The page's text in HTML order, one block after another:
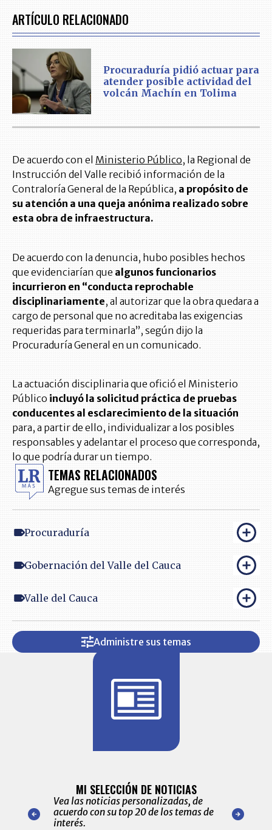
ARTÍCULO RELACIONADO
Procuraduría pidió actuar para
atender posible actividad del
volcán Machín en Tolima
De acuerdo con el Ministerio Público, la Regional de
Instrucción del Valle recibió información de la
Contraloría General de la República, a propósito de
su atención a una queja anónima realizado sobre
esta obra de infraestructura.
De acuerdo con la denuncia, hubo posibles hechos
que evidenciarían que algunos funcionarios
incurrieron en “conducta reprochable
disciplinariamente, al autorizar que la obra quedara a
cargo de personal que no acreditaba las exigencias
requeridas para terminarla”, según dijo la
Procuraduría General en un comunicado.
La actuación disciplinaria que ofició el Ministerio
Público incluyó la solicitud práctica de pruebas
conducentes al esclarecimiento de la situación
para, a partir de ello, individualizar a los posibles
responsables y adelantar el proceso que corresponda,
lo que podría durar un tiempo.
TEMAS RELACIONADOS
Agregue sus temas de interés
Procuraduría
Gobernación del Valle del Cauca
Valle del Cauca
Administre sus temas
nuestro
para
MI SELECCIÓN DE NOTICIAS
Vea las noticias personalizadas, de
acuerdo con su top 20 de los temas de
interés.
de las